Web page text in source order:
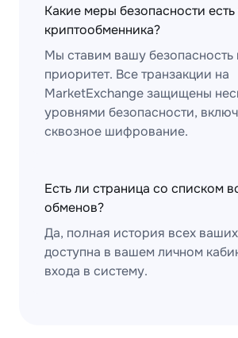
Какие меры безопасности
криптообменника?
Мы ставим вашу безопасность
приоритет. Все транзакции на
MarketExchange защищены
уровнями безопасности,
сквозное шифрование.
Есть ли страница со списком
обменов?
Да, полная история всех
доступна в вашем личном
входа в систему.